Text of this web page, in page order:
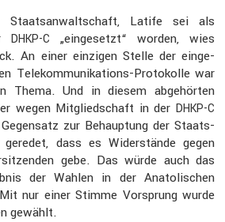
Staats­an­walt­schaft, Latife sei als
DHKP-C
„einge­setzt“ worden, wies
An einer einzigen Stelle der einge­
Telekom­mu­ni­ka­tions-Proto­kolle war
Thema. Und in diesem abgehörten
wegen Mitglied­schaft in der DHKP-C
zur Behaup­tung der Staats­
dass es Wider­stände gegen
gebe. Das würde auch das
der Wahlen in der Anato­li­schen
nur einer Stimme Vorsprung wurde
gewählt.